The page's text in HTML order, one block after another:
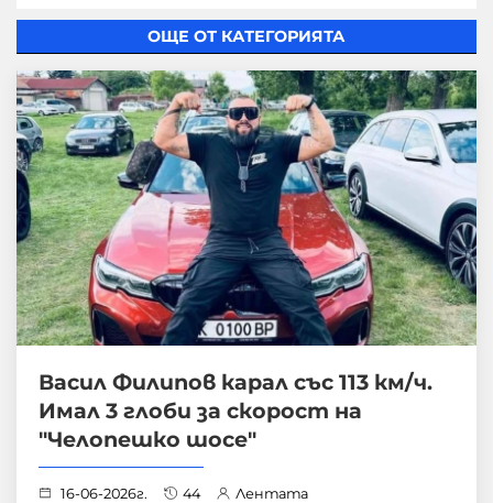
ОЩЕ ОТ КАТЕГОРИЯТА
Васил Филипов карал със 113 км/ч.
Имал 3 глоби за скорост на
"Челопешко шосе"
16-06-2026г. 44 Лентата